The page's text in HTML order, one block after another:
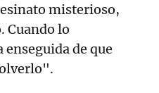
misterioso,
Cuando lo
de que